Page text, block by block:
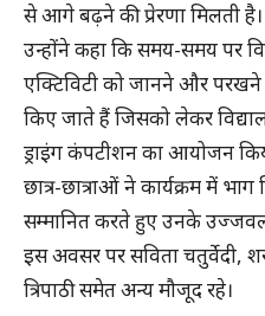
से आगे बढ़ने की प्रेरणा मिलती
उन्होंने कहा कि समय-समय पर
एक्टिविटी को जानने और
किए जाते हैं जिसको लेकर
ड्राइंग कंपटीशन का आयोजन
छात्र-छात्राओं ने कार्यक्रम में
सम्मानित करते हुए उनके
इस अवसर पर सविता चतुर्वेदी,
त्रिपाठी समेत अन्य मौजूद रहे।